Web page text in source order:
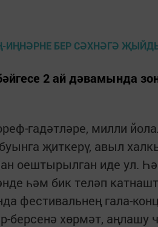
2 ай дәвамында
гадәтләре, милли
җиткерү, авыл
оештырылган иде ул.
һәм бик теләп
фестивальнең гала-
берсенә хөрмәт,